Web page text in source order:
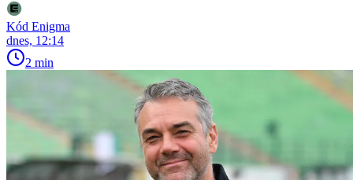
Kód Enigma
dnes, 12:14
2 min